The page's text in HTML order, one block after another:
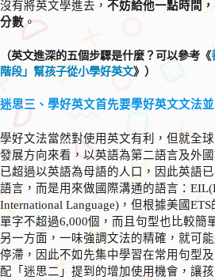
沒有將英文學進去， 不妨給他一點時間
分數 。
（英文進深的五個步驟是什麼？可以參考《
階段」幫孩子從小學好英文》）
迷思三、學好英文首先要學好英文文法
學好文法當然對使用英文有利，但就全
發展方向來看，以英語為第二語言及外
已超過以英語為母語的人口，因此英語
語言，而是用來做國際溝通的語言：
International Language)，但根據美國
單字不超過6,000個，而且句型也比較簡
另一方面，一味強調文法的精確，就可
停滯，因此不如先集中學習在常用句型
配「迷思二」提到的增加使用機會，讓